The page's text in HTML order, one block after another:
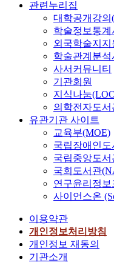
관련누리집
대학공개강의
학술정보통
외국학술지
학술관계분
사서커뮤니티
기관회원
지식나눔
의학전자도
유관기관 사이트
교육부(MOE)
국립장애인
국립중앙도
국회도서관
연구윤리정보
사이언스온
이용약관
개인정보처리방침
개인정보 재동의
기관소개